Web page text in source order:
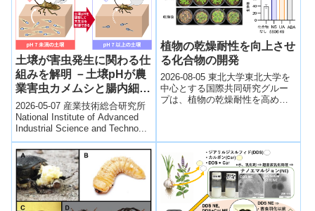
土壌が害虫発生に関わる仕
組みを解明 －土壌pHが農
業害虫カメムシと腸内細菌
の共生を制御－
2026-05-07 産業技術総合研究所
National Institute of Advanced
Industrial Science and Techno...
植物の乾燥耐性を向上させ
る化合物の開発
2026-08-05 東北大学東北大学を
中心とする国際共同研究グルー
プは、植物の乾燥耐性を高める